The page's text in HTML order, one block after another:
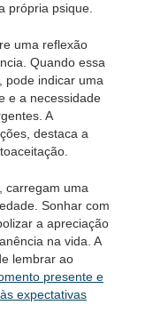
própria psique.
uma reflexão
Quando essa
pode indicar uma
e a necessidade
A
destaca a
carregam uma
Sonhar com
a apreciação
na vida. A
lembrar ao
presente e
expectativas